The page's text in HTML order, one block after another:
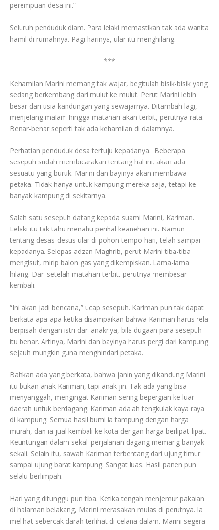
perempuan desa ini.”
Seluruh penduduk diam. Para lelaki memastikan tak ada wanita
hamil di rumahnya. Pagi harinya, ular itu menghilang.
***
Kehamilan Marini memang tak wajar, begitulah bisik-bisik yang
sedang berkembang dari mulut ke mulut. Perut Marini lebih
besar dari usia kandungan yang sewajarnya. Ditambah lagi,
menjelang malam hingga matahari akan terbit, perutnya rata.
Benar-benar seperti tak ada kehamilan di dalamnya.
Perhatian penduduk desa tertuju kepadanya. Beberapa
sesepuh sudah membicarakan tentang hal ini, akan ada
sesuatu yang buruk. Marini dan bayinya akan membawa
petaka. Tidak hanya untuk kampung mereka saja, tetapi ke
banyak kampung di sekitarnya.
Salah satu sesepuh datang kepada suami Marini, Kariman.
Lelaki itu tak tahu menahu perihal keanehan ini. Namun
tentang desas-desus ular di pohon tempo hari, telah sampai
kepadanya. Selepas adzan Maghrib, perut Marini tiba-tiba
mengisut, mirip balon gas yang dikempiskan. Lama-lama
hilang. Dan setelah matahari terbit, perutnya membesar
kembali.
“Ini akan jadi bencana,” ucap sesepuh. Kariman pun tak dapat
berkata apa-apa ketika disampaikan bahwa Kariman harus rela
berpisah dengan istri dan anaknya, bila dugaan para sesepuh
itu benar. Artinya, Marini dan bayinya harus pergi dari kampung
sejauh mungkin guna menghindari petaka.
Bahkan ada yang berkata, bahwa janin yang dikandung Marini
itu bukan anak Kariman, tapi anak jin. Tak ada yang bisa
menyanggah, mengingat Kariman sering bepergian ke luar
daerah untuk berdagang. Kariman adalah tengkulak kaya raya
di kampung. Semua hasil bumi ia tampung dengan harga
murah, dan ia jual kembali ke kota dengan harga berlipat-lipat.
Keuntungan dalam sekali perjalanan dagang memang banyak
sekali. Selain itu, sawah Kariman terbentang dari ujung timur
sampai ujung barat kampung. Sangat luas. Hasil panen pun
selalu berlimpah.
Hari yang ditunggu pun tiba. Ketika tengah menjemur pakaian
di halaman belakang, Marini merasakan mulas di perutnya. Ia
melihat sebercak darah terlihat di celana dalam. Marini segera